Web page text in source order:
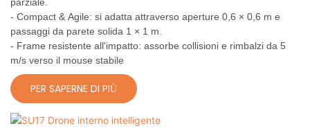
- Compact & Agile: si adatta attraverso aperture 0,6 × 0,6 m e
passaggi da parete solida 1 × 1 m.
- Frame resistente all'impatto: assorbe collisioni e rimbalzi da 5
m/s verso il mouse stabile
PER SAPERNE DI PIÙ